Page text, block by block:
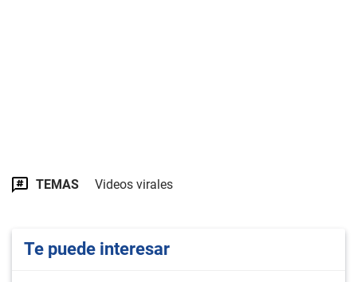
TEMAS Videos virales
Te puede interesar